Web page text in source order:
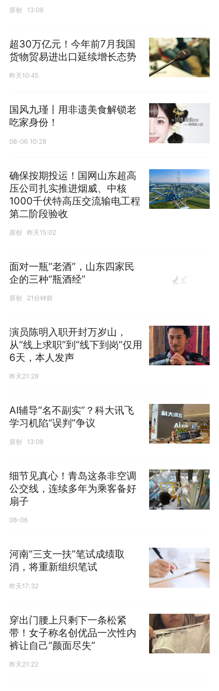
原创 13:09
超30万亿元！今年前7月我国
货物贸易进出口延续增长态势
昨天10:45
国风九瑾丨用非遗美食解锁老
吃家身份！
08-06 10:28
确保按期投运！国网山东超高
压公司扎实推进烟威、中核
1000千伏特高压交流输电工程
第二阶段验收
原创 昨天15:02
面对一瓶“老酒”，山东四家民
企的三种“瓶酒经”
原创 21分钟前
演员陈明入职开封万岁山，
从“线上求职”到“线下到岗”仅用
6天，本人发声
昨天21:28
AI辅导“名不副实”？科大讯飞
学习机陷“误判”争议
原创 13:09
细节见真心！青岛这条非空调
公交线，连续多年为乘客备好
扇子
08-06
河南“三支一扶”笔试成绩取
消，将重新组织笔试
昨天17:32
穿出门腰上只剩下一条松紧
带！女子称名创优品一次性内
裤让自己“颜面尽失”
昨天21:22